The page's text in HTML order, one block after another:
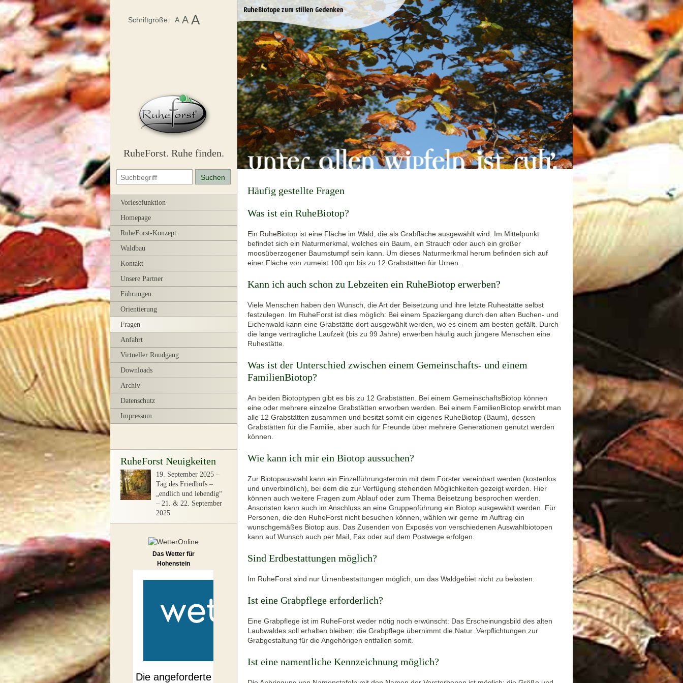
RuheForst. Ruhe finden.
Vorlesefunktion
Homepage
RuheForst-Konzept
Waldbau
Kontakt
Unsere Partner
Führungen
Orientierung
Fragen
Anfahrt
Virtueller Rundgang
Downloads
Archiv
Datenschutz
Impressum
RuheForst Neuigkeiten
19. September 2025 –
Tag des Friedhofs –
„endlich und lebendig“
– 21. & 22. September
2025
Schriftgröße: A A A
Das Wetter für
Hohenstein
Häufig gestellte Fragen
Was ist ein RuheBiotop?
Ein RuheBiotop ist eine Fläche im Wald, die als Grabfläche ausgewählt wird. Im Mittelpunkt
befindet sich ein Naturmerkmal, welches ein Baum, ein Strauch oder auch ein großer
moosüberzogener Baumstumpf sein kann. Um dieses Naturmerkmal herum befinden sich auf
einer Fläche von zumeist 100 qm bis zu 12 Grabstätten für Urnen.
Kann ich auch schon zu Lebzeiten ein RuheBiotop erwerben?
Viele Menschen haben den Wunsch, die Art der Beisetzung und ihre letzte Ruhestätte selbst
festzulegen. Im RuheForst ist dies möglich: Bei einem Spaziergang durch den alten Buchen- und
Eichenwald kann eine Grabstätte dort ausgewählt werden, wo es einem am besten gefällt. Durch
die lange vertragliche Laufzeit (bis zu 99 Jahre) erwerben häufig auch jüngere Menschen eine
Ruhestätte.
Was ist der Unterschied zwischen einem Gemeinschafts- und einem
FamilienBiotop?
An beiden Biotoptypen gibt es bis zu 12 Grabstätten. Bei einem GemeinschaftsBiotop können
eine oder mehrere einzelne Grabstätten erworben werden. Bei einem FamilienBiotop erwirbt man
alle 12 Grabstätten zusammen und besitzt somit ein eigenes RuheBiotop (Baum), dessen
Grabstätten für die Familie, aber auch für Freunde über mehrere Generationen genutzt werden
können.
Wie kann ich mir ein Biotop aussuchen?
Zur Biotopauswahl kann ein Einzelführungstermin mit dem Förster vereinbart werden (kostenlos
und unverbindlich), bei dem die zur Verfügung stehenden Möglichkeiten gezeigt werden. Hier
können auch weitere Fragen zum Ablauf oder zum Thema Beisetzung besprochen werden.
Ansonsten kann auch im Anschluss an eine Gruppenführung ein Biotop ausgewählt werden. Für
Personen, die den RuheForst nicht besuchen können, wählen wir gerne im Auftrag ein
wunschgemäßes Biotop aus. Das Zusenden von Exposés von verschiedenen Auswahlbiotopen
kann auf Wunsch auch per Mail, Fax oder auf dem Postwege erfolgen.
Sind Erdbestattungen möglich?
Im RuheForst sind nur Urnenbestattungen möglich, um das Waldgebiet nicht zu belasten.
Ist eine Grabpflege erforderlich?
Eine Grabpflege ist im RuheForst weder nötig noch erwünscht: Das Erscheinungsbild des alten
Laubwaldes soll erhalten bleiben; die Grabpflege übernimmt die Natur. Verpflichtungen zur
Grabgestaltung für die Angehörigen entfallen somit.
Ist eine namentliche Kennzeichnung möglich?